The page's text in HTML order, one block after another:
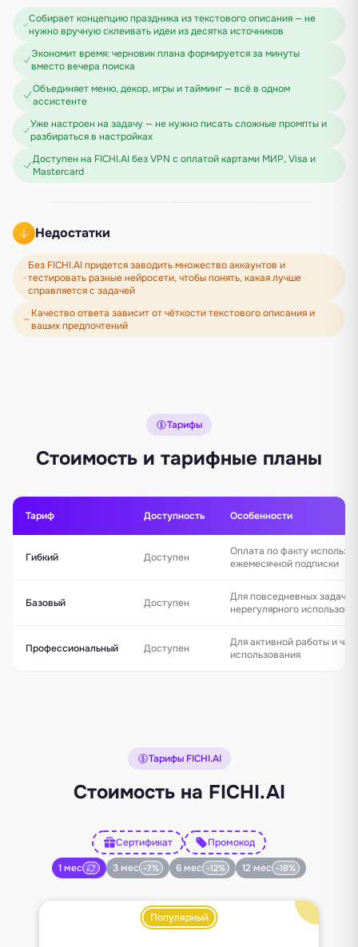
Собирает концепцию праздника из текстового описания — не
нужно вручную склеивать идеи из десятка источников
Экономит время: черновик плана формируется за минуты
вместо вечера поиска
Объединяет меню, декор, игры и тайминг — всё в одном
ассистенте
Уже настроен на задачу — не нужно писать сложные промпты и
разбираться в настройках
Доступен на FICHI.AI без VPN с оплатой картами МИР, Visa и
Mastercard
Недостатки
Без FICHI.AI придется заводить множество аккаунтов и
тестировать разные нейросети, чтобы понять, какая лучше
справляется с задачей
Качество ответа зависит от чёткости текстового описания и
ваших предпочтений
Тарифы
Стоимость и тарифные планы
Тариф Доступность Особенности
Гибкий Доступен
Оплата по факту
ежемесячной подписки
Базовый Доступен
Для повседневных задач и
нерегулярного
Профессиональный Доступен
Для активной работы и
использования
Тарифы FICHI.AI
Стоимость на FICHI.AI
Сертификат
1 мес
3 мес -7% 6 мес -12% 12 мес -18%
Промокод
Популярный